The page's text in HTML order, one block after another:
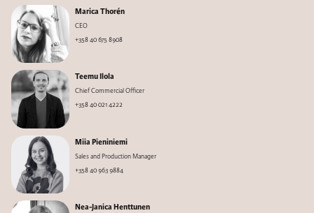
Marica Thorén
CEO
+358 40 675 8908
Teemu Ilola
Chief Commercial Officer
+358 40 021 4222
Miia Pieniniemi
Sales and Production Manager
+358 40 963 9884
Nea-Janica Henttunen